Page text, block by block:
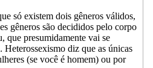
só existem dois gêneros válidos,
gêneros são decididos pelo corpo
que presumidamente vai se
Heterossexismo diz que as únicas
(se você é homem) ou por